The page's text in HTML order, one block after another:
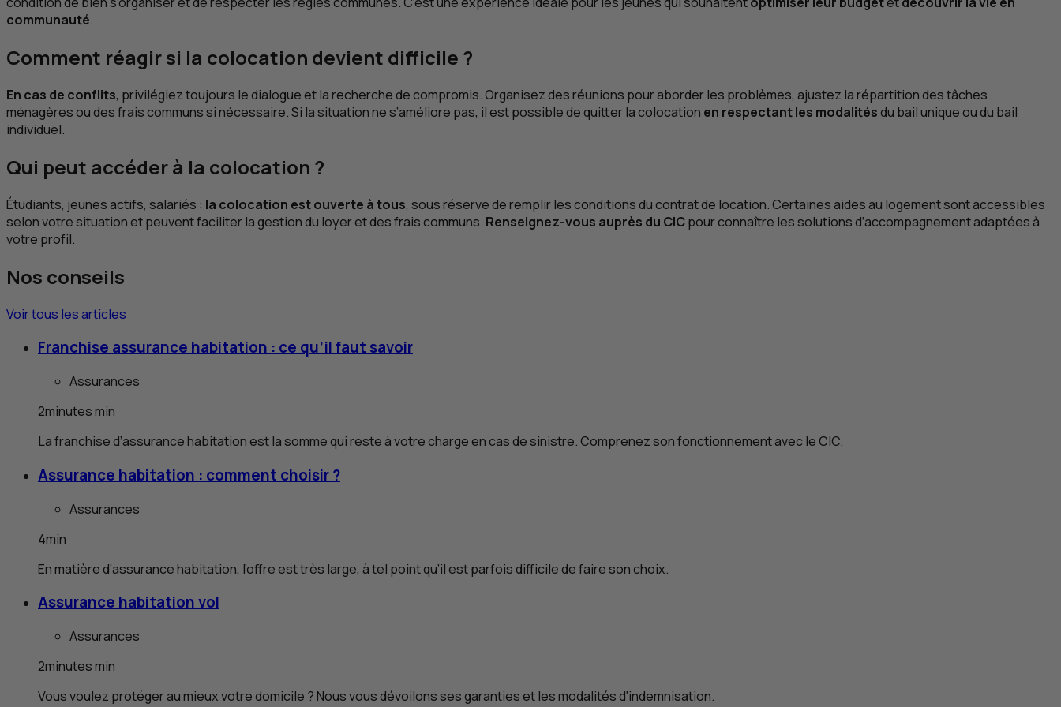
communauté.
Comment réagir si la colocation devient difficile ?
En cas de conflits, privilégiez toujours le dialogue et la recherche de compromis. Organisez des réunions pour aborder les problèmes, ajustez la répartition des tâches
ménagères ou des frais communs si nécessaire. Si la situation ne s’améliore pas, il est possible de quitter la colocation en respectant les modalitésdu bail unique ou du bail
individuel.
Qui peut accéder à la colocation ?
Étudiants, jeunes actifs, salariés : la colocation est ouverte à tous, sous réserve de remplir les conditions du contrat de location. Certaines aides au logement sont accessibles
selon votre situation et peuvent faciliter la gestion du loyer et des frais communs. Renseignez-vous auprès du CICpour connaître les solutions d’accompagnement adaptées à
votre profil.
Nos conseils
Voir tous les articles
Franchise assurance habitation : ce qu’il faut savoir
Assurances
2minutesmin
La franchise d’assurance habitation est la somme qui reste à votre charge en cas de sinistre. Comprenez son fonctionnement avec leCIC.
Assurance habitation : comment choisir ?
Assurances
4min
En matière d’assurance habitation, l’offre est très large, à tel point qu’il est parfois difficile de faire son choix.
Assurance habitation vol
Assurances
2minutesmin
Vous voulez protéger au mieux votre domicile ? Nous vous dévoilons ses garanties et les modalités d'indemnisation.